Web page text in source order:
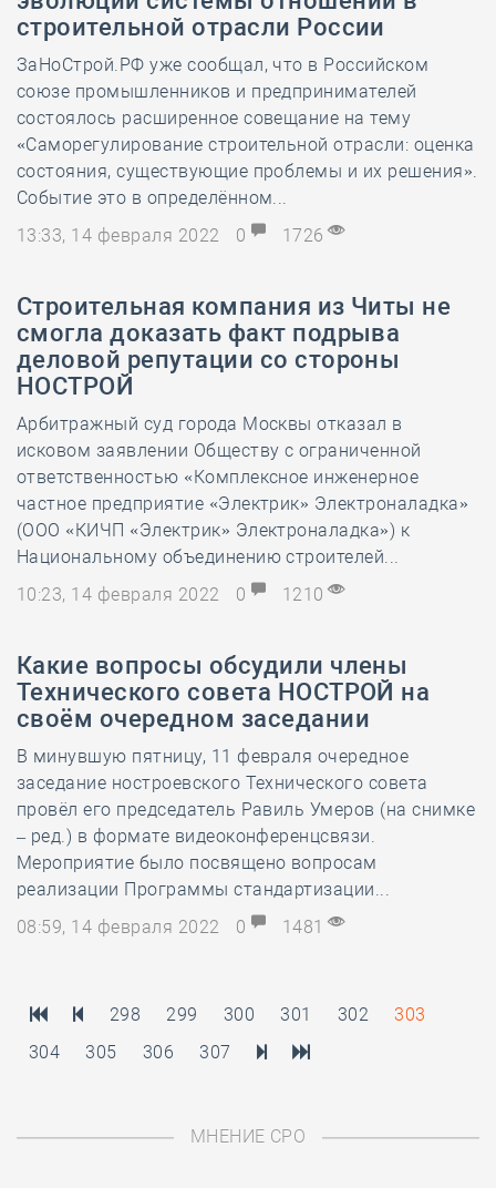
строительной отрасли России
ЗаНоСтрой.РФ уже сообщал, что в Российском
союзе промышленников и предпринимателей
состоялось расширенное совещание на тему
«Саморегулирование строительной отрасли: оценка
состояния, существующие проблемы и их решения».
Событие это в определённом...
13:33, 14 февраля 2022
0 1726
Строительная компания из Читы не
смогла доказать факт подрыва
деловой репутации со стороны
НОСТРОЙ
Арбитражный суд города Москвы отказал в
исковом заявлении Обществу с ограниченной
ответственностью «Комплексное инженерное
частное предприятие «Электрик» Электроналадка»
(ООО «КИЧП «Электрик» Электроналадка») к
Национальному объединению строителей...
10:23, 14 февраля 2022
0 1210
Какие вопросы обсудили члены
Технического совета НОСТРОЙ на
своём очередном заседании
В минувшую пятницу, 11 февраля очередное
заседание ностроевского Технического совета
провёл его председатель Равиль Умеров (на снимке
– ред.) в формате видеоконференцсвязи.
Мероприятие было посвящено вопросам
реализации Программы стандартизации...
08:59, 14 февраля 2022
0 1481
298 299 300 301 302
303
304
305 306 307
МНЕНИЕ СРО